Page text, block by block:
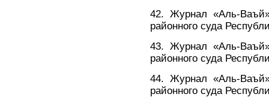
42. Журнал «Аль-
районного суда
43. Журнал «Аль-
районного суда
44. Журнал «Аль-
районного суда